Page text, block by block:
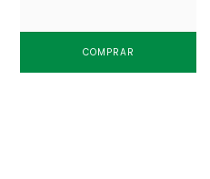
COMPRAR